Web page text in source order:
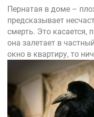
Пернатая в доме –
предсказывает
смерть. Это касается,
она залетает в
окно в квартиру, то